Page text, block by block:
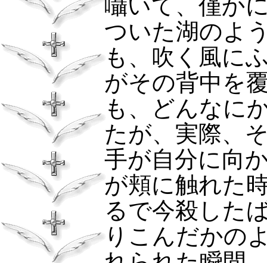
囁いて、僅か
ついた湖のよ
も、吹く風に
がその背中を
も、どんなに
たが、実際、
手が自分に向
が頬に触れた
るで今殺した
りこんだかの